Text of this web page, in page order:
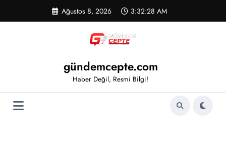
Ağustos 8, 2026 3:32:28 AM
gündemcepte.com
Haber Değil, Resmi Bilgi!